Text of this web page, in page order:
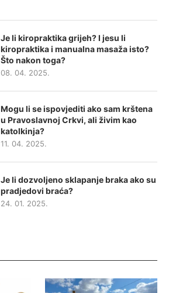
Je li kiropraktika grijeh? I jesu li
kiropraktika i manualna masaža isto?
Što nakon toga?
08. 04. 2025.
Mogu li se ispovjediti ako sam krštena
u Pravoslavnoj Crkvi, ali živim kao
katolkinja?
11. 04. 2025.
Je li dozvoljeno sklapanje braka ako su
pradjedovi braća?
24. 01. 2025.